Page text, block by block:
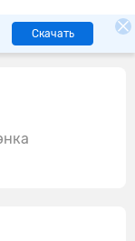
Скачать